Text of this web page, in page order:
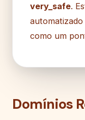
very_safe.
como um
Domínios